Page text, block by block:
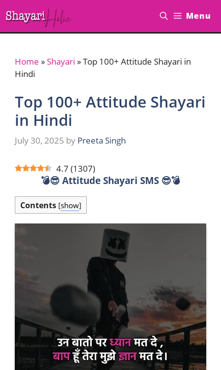
to
content
Menu
Home »Shayari »Top 100+ Attitude Shayari in
Hindi
Top 100+ Attitude Shayari
in Hindi
July 30, 2025 by Preeta Singh
4.7 (1307)
💣😎 Attitude Shayari SMS 😎💣
Contents [show]